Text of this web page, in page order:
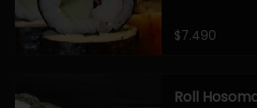
$7.490
Roll